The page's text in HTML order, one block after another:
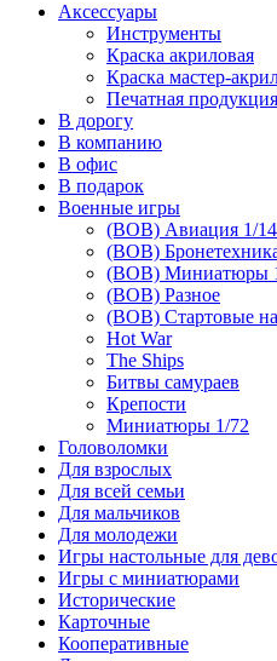
Аксессуары
Инструменты
Краска акриловая
Краска мастер-
Печатная продукция
В дорогу
В компанию
В офис
В подарок
Военные игры
(ВОВ) Авиация 1/
(ВОВ)
(ВОВ) Миниатюры
(ВОВ) Разное
(ВОВ) Стартовые
Hot War
The Ships
Битвы самураев
Крепости
Миниатюры 1/72
Головоломки
Для взрослых
Для всей семьи
Для мальчиков
Для молодежи
Игры настольные для
Игры с миниатюрами
Исторические
Карточные
Кооперативные